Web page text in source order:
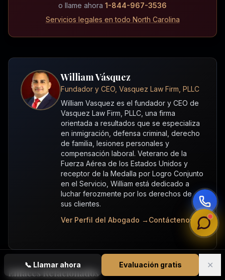
📞 Llamar ahora Evaluación gratis ✕
o llame ahora 1-844-967-3536
Servicios legales en todo North Carolina
William Vásquez
Fundador y CEO, Vasquez Law Firm, PLLC
William Vasquez es el fundador y CEO de
Vasquez Law Firm, PLLC, una firma
orientada a resultados que se especializa
en inmigración, defensa criminal, derecho
de familia, lesiones personales y
compensación laboral. Veterano de la
Fuerza Aérea de los Estados Unidos y
receptor de la Medalla por Logro Conjunto
en el Servicio, William está dedicado a
luchar ferozmente por los derechos de
sus clientes.
Ver Perfil del Abogado → Contáctenos →
Enlaces Relacionados